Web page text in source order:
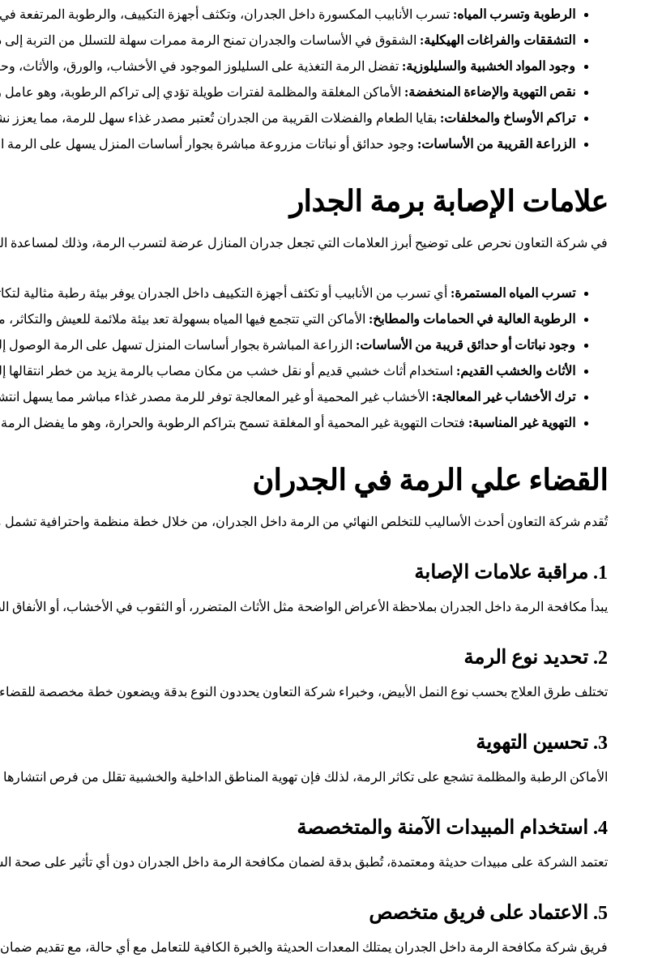
الرطوبة وتسرب المياه: تسرب الأنابيب المكسورة داخل الجدران، وتكثف أجهزة التكييف، والرطوبة المرتفعة
التشققات والفراغات الهيكلية: الشقوق في الأساسات والجدران تمنح الرمة ممرات سهلة للتسلل من التربة
وجود المواد الخشبية والسليلوزية:تفضل الرمة التغذية على السليلوز الموجود في الأخشاب، والورق، والأثاث،
نقص التهوية والإضاءة المنخفضة: الأماكن المغلقة والمظلمة لفترات طويلة تؤدي إلى تراكم الرطوبة، وهو
تراكم الأوساخ والمخلفات: بقايا الطعام والفضلات القريبة من الجدران تُعتبر مصدر غذاء سهل للرمة، مما يعزز
الزراعة القريبة من الأساسات: وجود حدائق أو نباتات مزروعة مباشرة بجوار أساسات المنزل يسهل على الرمة
علامات الإصابة برمة الجدار
في شركة التعاون نحرص على توضيح أبرز العلامات التي تجعل جدران المنازل عرضة لتسرب الرمة، وذلك لمساعدة
تسرب المياه المستمرة: أي تسرب من الأنابيب أو تكثف أجهزة التكييف داخل الجدران يوفر بيئة رطبة مثالية
الرطوبة العالية في الحمامات والمطابخ: الأماكن التي تتجمع فيها المياه بسهولة تعد بيئة ملائمة للعيش
وجود نباتات أو حدائق قريبة من الأساسات: الزراعة المباشرة بجوار أساسات المنزل تسهل على الرمة الوصول
الأثاث والخشب القديم: استخدام أثاث خشبي قديم أو نقل خشب من مكان مصاب بالرمة يزيد من خطر انتقالها
ترك الأخشاب غير المعالجة: الأخشاب غير المحمية أو غير المعالجة توفر للرمة مصدر غذاء مباشر مما يسهل
التهوية غير المناسبة: فتحات التهوية غير المحمية أو المغلقة تسمح بتراكم الرطوبة والحرارة، وهو ما يفضل
القضاء علي الرمة في الجدران
تُقدم شركة التعاون أحدث الأساليب للتخلص النهائي من الرمة داخل الجدران، من خلال خطة منظمة واحترافية تشمل
1. مراقبة علامات الإصابة
يبدأ مكافحة الرمة داخل الجدران بملاحظة الأعراض الواضحة مثل الأثاث المتضرر، أو الثقوب في الأخشاب، أو الأنفاق
2. تحديد نوع الرمة
تختلف طرق العلاج بحسب نوع النمل الأبيض، وخبراء شركة التعاون يحددون النوع بدقة ويضعون خطة مخصصة
3. تحسين التهوية
الأماكن الرطبة والمظلمة تشجع على تكاثر الرمة، لذلك فإن تهوية المناطق الداخلية والخشبية تقلل من فرص
4. استخدام المبيدات الآمنة والمتخصصة
تعتمد الشركة على مبيدات حديثة ومعتمدة، تُطبق بدقة لضمان مكافحة الرمة داخل الجدران دون أي تأثير على صحة
5. الاعتماد على فريق متخصص
فريق شركة مكافحة الرمة داخل الجدران يمتلك المعدات الحديثة والخبرة الكافية للتعامل مع أي حالة، مع تقديم ضمان